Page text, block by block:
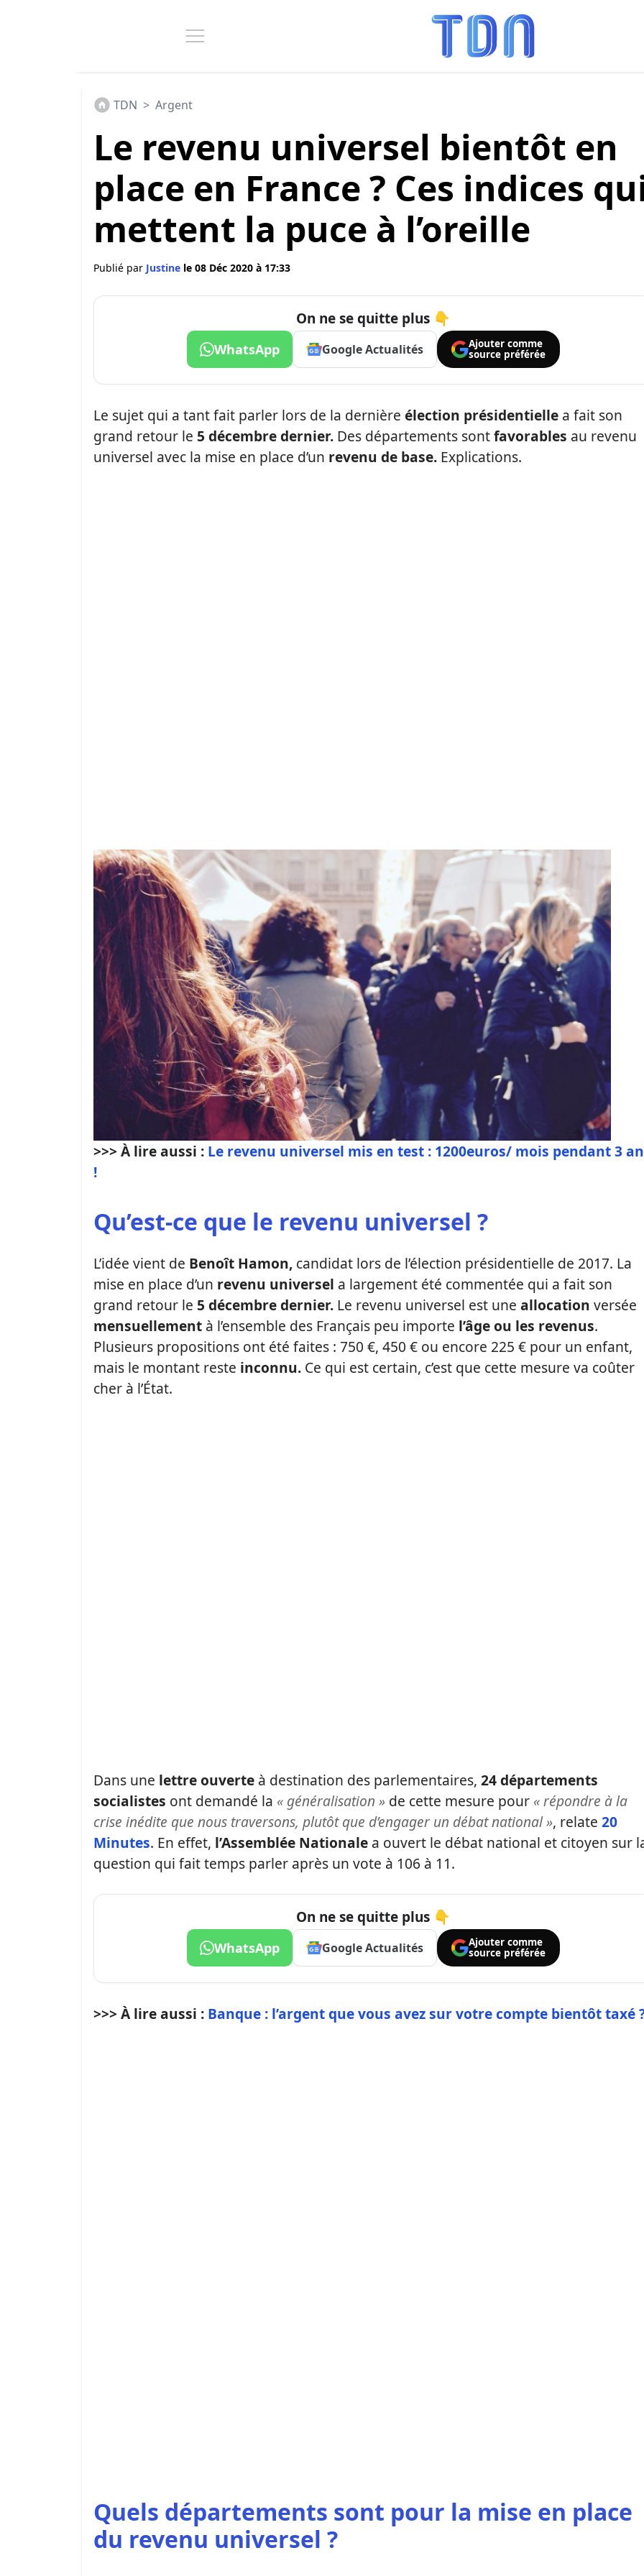
TDN > Argent
Le revenu universel bientôt en
place en France ? Ces indices
mettent la puce à l’oreille
Publié par Justine le 08 Déc 2020 à 17:33
On ne se quitte plus 👇
WhatsApp Google Actualités
Ajouter comme
source préférée
Le sujet qui a tant fait parler lors de la dernière élection présidentielle a fait son
grand retour le 5 décembre dernier. Des départements sontfavorables au revenu
universel avec la mise en place d’un revenu de base. Explications.
>>> À lire aussi : Le revenu universel mis en test : 1200euros/ mois pendant 3
!
Qu’est-ce que le revenu universel ?
L’idée vient de Benoît Hamon, candidat lors de l’élection présidentielle de 2017. La
mise en place d’un revenu universel a largement été commentée qui a fait son
grand retour le 5 décembre dernier. Le revenu universel est une allocation versée
mensuellement à l’ensemble des Français peu importe l’âge ou les revenus.
Plusieurs propositions ont été faites : 750 €, 450 € ou encore 225 € pour un enfant,
mais le montant reste inconnu. Ce qui est certain, c’est que cette mesure va coûter
cher à l’État.
Dans une lettre ouverte à destination des parlementaires, 24 départements
socialistes ont demandé la « généralisation » de cette mesure pour « répondre à la
crise inédite que nous traversons, plutôt que d’engager un débat national », relate 20
Minutes. En effet, l’Assemblée Nationale a ouvert le débat national et citoyen sur
question qui fait temps parler après un vote à 106 à 11.
On ne se quitte plus 👇
WhatsApp Google Actualités
Ajouter comme
source préférée
>>> À lire aussi : Banque : l’argent que vous avez sur votre compte bientôt taxé
Quels départements sont pour la mise en place
du revenu universel ?